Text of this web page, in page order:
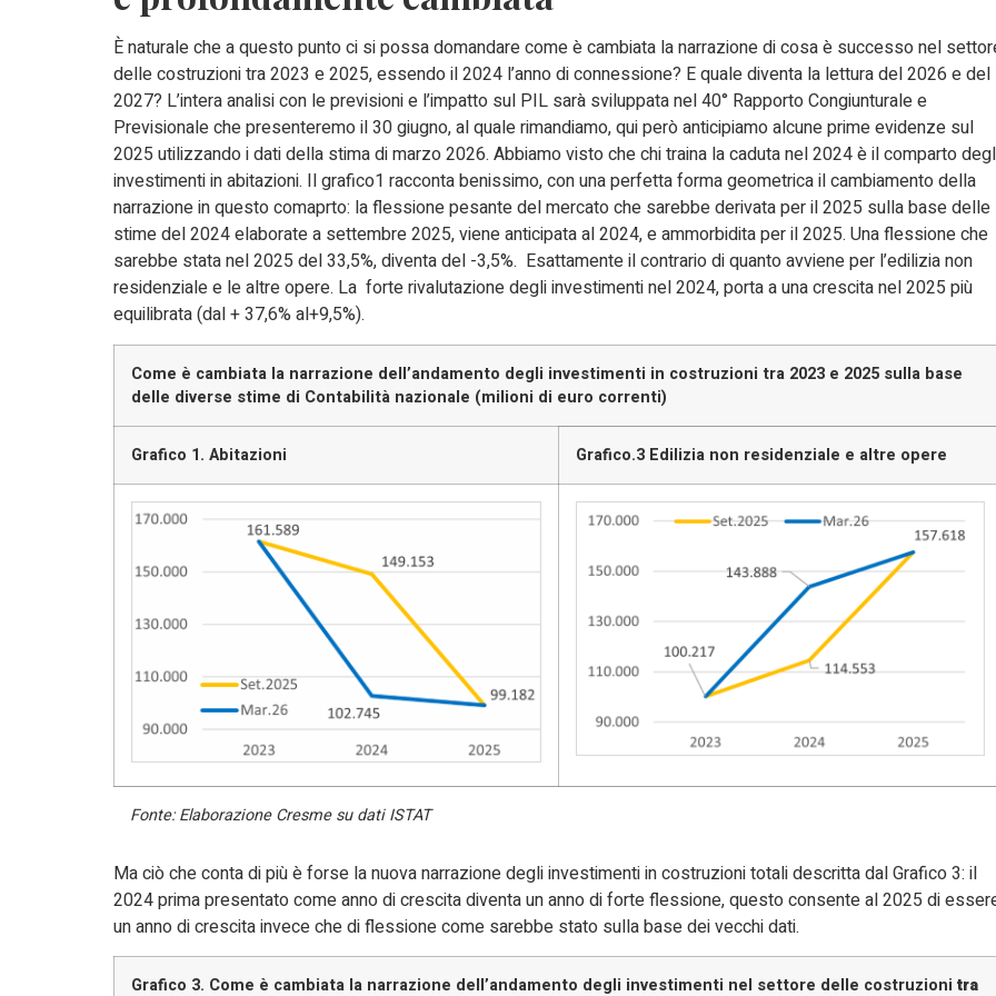
È naturale che a questo punto ci si possa domandare come è cambiata la narrazione di cosa è successo nel
delle costruzioni tra 2023 e 2025, essendo il 2024 l’anno di connessione? E quale diventa la lettura del 2026 e del
2027? L’intera analisi con le previsioni e l’impatto sul PIL sarà sviluppata nel 40° Rapporto Congiunturale e
Previsionale che presenteremo il 30 giugno, al quale rimandiamo, qui però anticipiamo alcune prime evidenze sul
2025 utilizzando i dati della stima di marzo 2026. Abbiamo visto che chi traina la caduta nel 2024 è il comparto
investimenti in abitazioni. Il grafico1 racconta benissimo, con una perfetta forma geometrica il cambiamento della
narrazione in questo comaprto: la flessione pesante del mercato che sarebbe derivata per il 2025 sulla base delle
stime del 2024 elaborate a settembre 2025, viene anticipata al 2024, e ammorbidita per il 2025. Una flessione che
sarebbe stata nel 2025 del 33,5%, diventa del -3,5%. Esattamente il contrario di quanto avviene per l’edilizia non
residenziale e le altre opere. La forte rivalutazione degli investimenti nel 2024, porta a una crescita nel 2025 più
equilibrata (dal + 37,6% al+9,5%).
Come è cambiata la narrazione dell’andamento degli investimenti in costruzioni tra 2023 e 2025 sulla base
delle diverse stime di Contabilità nazionale (milioni di euro correnti)
Grafico 1. Abitazioni Grafico.3 Edilizia non residenziale e altre opere
Fonte: Elaborazione Cresme su dati ISTAT
Ma ciò che conta di più è forse la nuova narrazione degli investimenti in costruzioni totali descritta dal Grafico 3: il
2024 prima presentato come anno di crescita diventa un anno di forte flessione, questo consente al 2025 di
un anno di crescita invece che di flessione come sarebbe stato sulla base dei vecchi dati.
Grafico 3. Come è cambiata la narrazione dell’andamento degli investimenti nel settore delle costruzioni tra